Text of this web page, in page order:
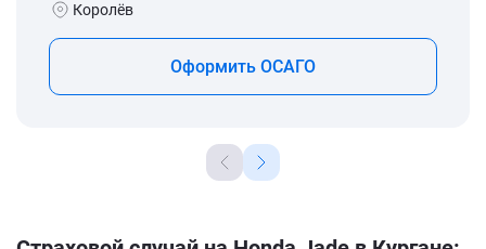
Королёв
Оформить ОСАГО